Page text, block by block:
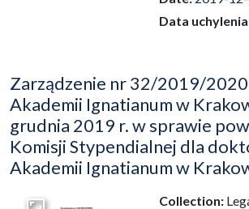
Data
Zarządzenie nr 32/2019/
Akademii Ignatianum w
grudnia 2019 r. w sprawie
Komisji Stypendialnej dla
Akademii Ignatianum w
Collection: